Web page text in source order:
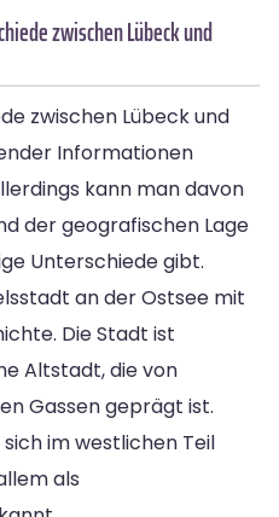
zwischen Lübeck und
zwischen Lübeck und
Informationen
kann man davon
der geografischen Lage
Unterschiede gibt.
an der Ostsee mit
Die Stadt ist
Altstadt, die von
Gassen geprägt ist.
im westlichen Teil
als